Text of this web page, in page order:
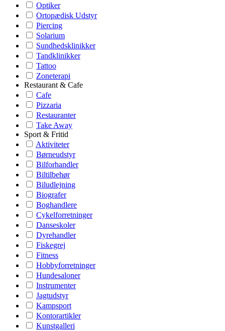
Optiker
Ortopædisk Udstyr
Piercing
Solarium
Sundhedsklinikker
Tandklinikker
Tattoo
Zoneterapi
Restaurant & Cafe
Cafe
Pizzaria
Restauranter
Take Away
Sport & Fritid
Aktiviteter
Børneudstyr
Bilforhandler
Biltilbehør
Biludlejning
Biografer
Boghandlere
Cykelforretninger
Danseskoler
Dyrehandler
Fiskegrej
Fitness
Hobbyforretninger
Hundesaloner
Instrumenter
Jagtudstyr
Kampsport
Kontorartikler
Kunstgalleri